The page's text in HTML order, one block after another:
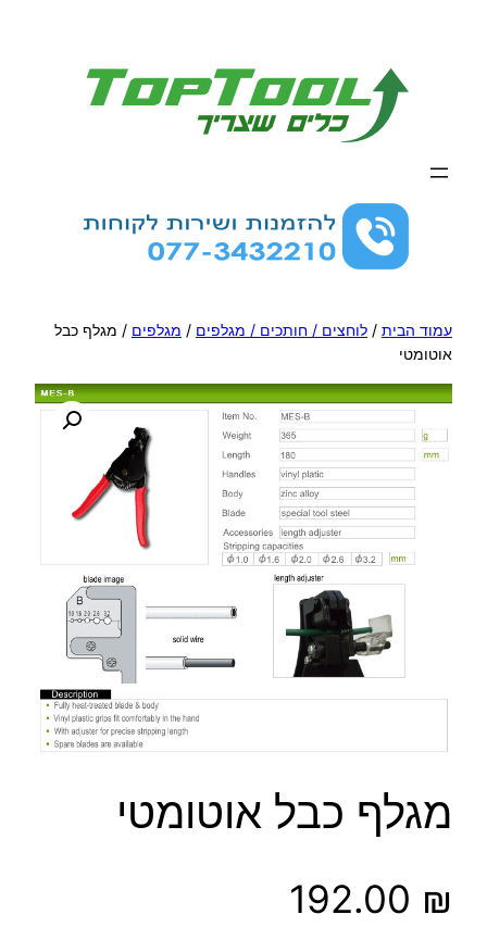
עמוד הבית / לוחצים / חותכים / מגלפים / מגלפים / מגלף כבל
אוטומטי
מגלף כבל אוטומטי
192.00 ₪